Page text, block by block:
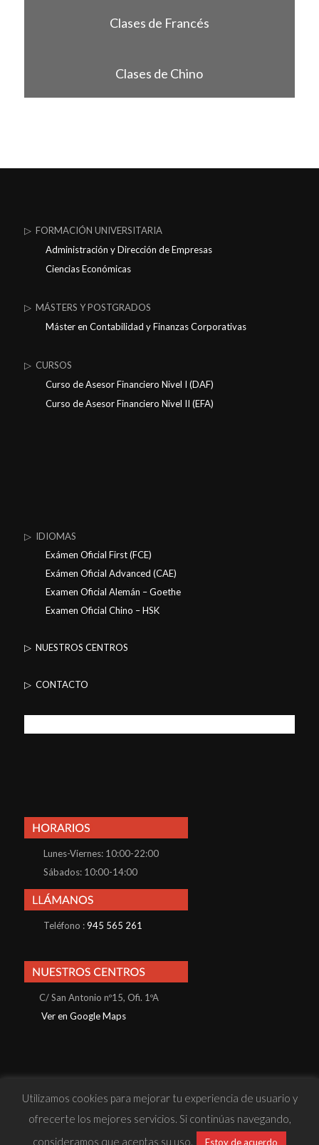
Clases de Francés
Clases de Chino
▷ FORMACIÓN UNIVERSITARIA
Administración y Dirección de Empresas
Ciencias Económicas
▷ MÁSTERS Y POSTGRADOS
Máster en Contabilidad y Finanzas Corporativas
▷ CURSOS
Curso de Asesor Financiero Nivel I (DAF)
Curso de Asesor Financiero Nivel II (EFA)
▷ IDIOMAS
Exámen Oficial First (FCE)
Exámen Oficial Advanced (CAE)
Examen Oficial Alemán – Goethe
Examen Oficial Chino – HSK
▷ NUESTROS CENTROS
▷ CONTACTO
Lunes-Viernes: 10:00-22:00
Sábados: 10:00-14:00
Teléfono :945 565 261
C/ San Antonio nº15, Ofi. 1ºA
Ver en Google Maps
· Política de Privacidad
· Política de Cookies· Aviso Legal
Utilizamos cookies para mejorar tu experiencia de usuario y
ofrecerte los mejores servicios. Si continúas navegando,
consideramos que aceptas su uso.
Estoy de acuerdo